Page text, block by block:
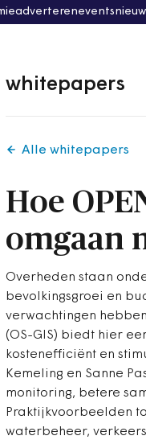
adverterenevents
whitepapers
Alle whitepapers
Hoe
omgaan
Overheden staan
bevolkingsgroei en
verwachtingen
(OS-GIS) biedt hier
kostenefficiënt en
Kemeling en Sanne
monitoring, betere
Praktijkvoorbeelden
waterbeheer,